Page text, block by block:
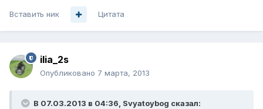
Вставить ник Цитата
ilia_2s
Опубликовано 7 марта, 2013
В 07.03.2013 в 04:36, Svyatoybog сказал: